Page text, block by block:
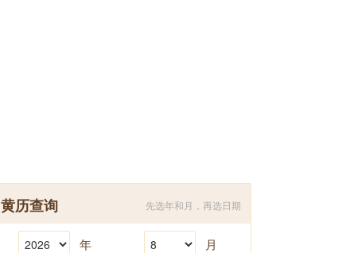
黄历查询 先选年和月，再选日期
年 月